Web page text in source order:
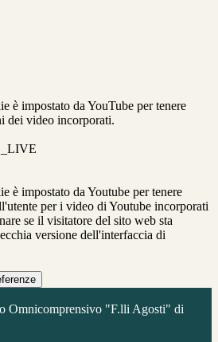
è impostato da YouTube per tenere
dei video incorporati.
è impostato da Youtube per tenere
per i video di Youtube incorporati
se il visitatore del sito web sta
versione dell'interfaccia di
Omnicomprensivo "F.lli Agosti" di